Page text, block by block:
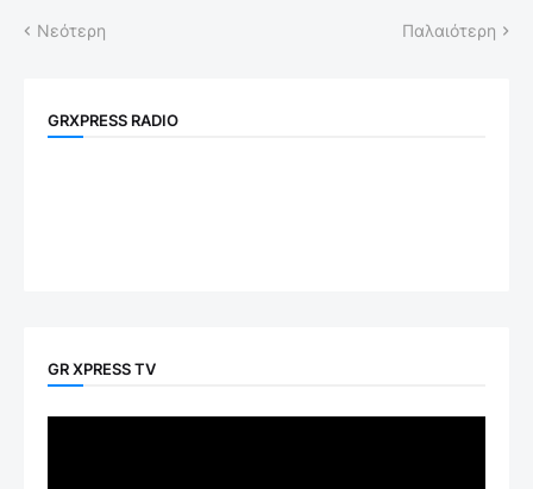
Νεότερη Παλαιότερη
GRXPRESS RADIO
GR XPRESS TV